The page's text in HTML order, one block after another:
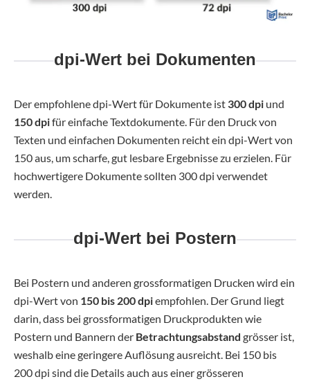
dpi-Wert bei Dokumenten
Der empfohlene dpi-Wert für Dokumente ist 300 dpi und
150 dpifür einfache Textdokumente. Für den Druck von
Texten und einfachen Dokumenten reicht ein dpi-Wert von
150 aus, um scharfe, gut lesbare Ergebnisse zu erzielen. Für
hochwertigere Dokumente sollten 300 dpi verwendet
werden.
dpi-Wert bei Postern
Bei Postern und anderen grossformatigen Drucken wird ein
dpi-Wert von 150 bis 200 dpiempfohlen. Der Grund liegt
darin, dass bei grossformatigen Druckprodukten wie
Postern und Bannern der Betrachtungsabstand grösser ist,
weshalb eine geringere Auflösung ausreicht. Bei 150 bis
200 dpi sind die Details auch aus einer grösseren